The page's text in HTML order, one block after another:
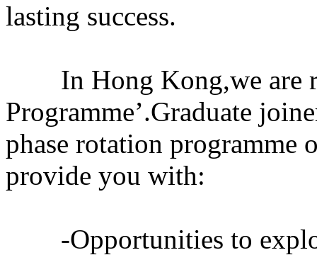
lasting success.
In Hong Kong,we are
Programme’.Graduate
phase rotation
provide you with:
-Opportunities to